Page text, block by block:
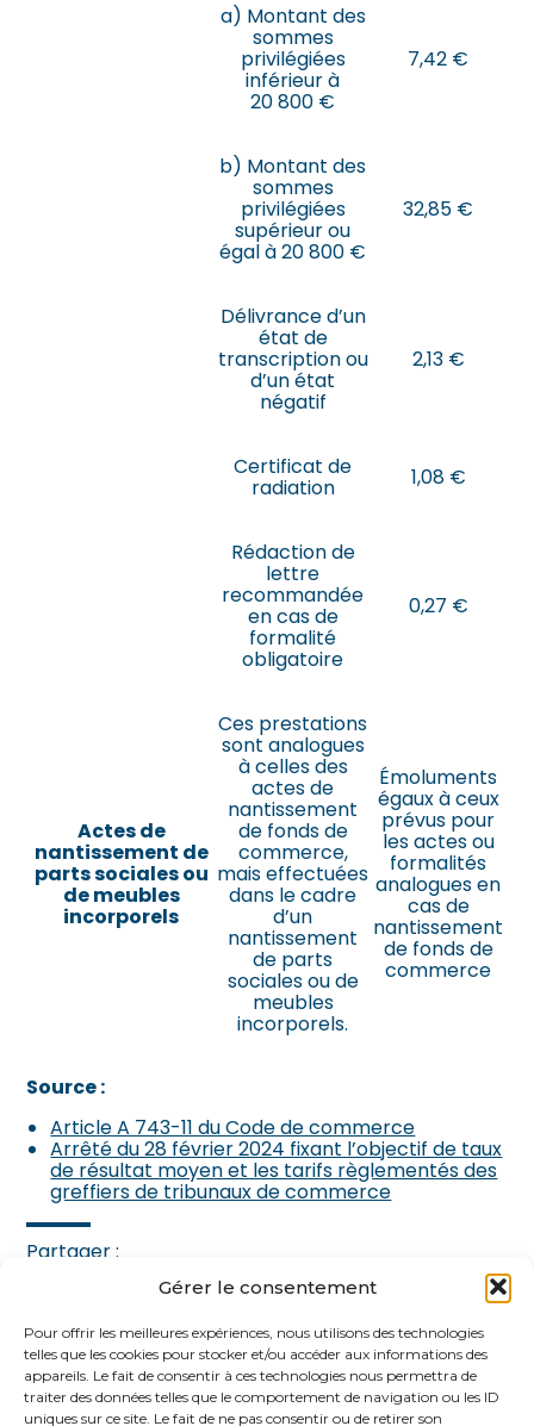
Gérer le consentement
Pour offrir les meilleures expériences, nous utilisons des technologies
telles que les cookies pour stocker et/ou accéder aux informations des
appareils. Le fait de consentir à ces technologies nous permettra de
traiter des données telles que le comportement de navigation ou les ID
uniques sur ce site. Le fait de ne pas consentir ou de retirer son
a) Montant des
sommes
privilégiées
inférieur à
20 800 €
7,42 €
b) Montant des
sommes
privilégiées
supérieur ou
égal à 20 800 €
32,85 €
Délivrance d’un
état de
transcription ou
d’un état
négatif
2,13 €
Certificat de
radiation 1,08 €
Rédaction de
lettre
recommandée
en cas de
formalité
obligatoire
0,27 €
Actes de
nantissement de
parts sociales ou
de meubles
incorporels
Ces prestations
sont analogues
à celles des
actes de
nantissement
de fonds de
commerce,
mais effectuées
dans le cadre
d’un
nantissement
de parts
sociales ou de
meubles
incorporels.
Émoluments
égaux à ceux
prévus pour
les actes ou
formalités
analogues en
cas de
nantissement
de fonds de
commerce
Source :
Article A 743-11 du Code de commerce
Arrêté du 28 février 2024 fixant l’objectif de taux
de résultat moyen et les tarifs règlementés des
greffiers de tribunaux de commerce
Partager :
FaceBook
TwitterLinkedIn